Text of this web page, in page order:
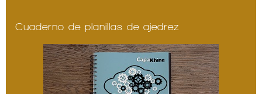
Cuaderno de planillas de ajedrez